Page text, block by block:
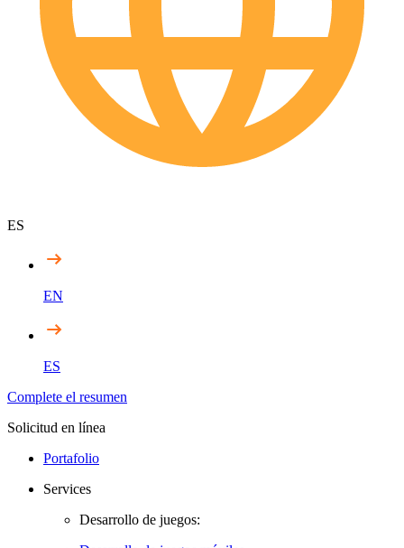
ES
EN
ES
Complete el resumen
Solicitud en línea
Portafolio
Services
Desarrollo de juegos: